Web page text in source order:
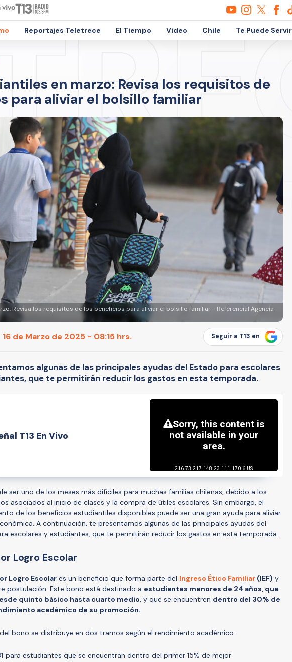
Reportajes Teletrece El Tiempo Video Chile Te Puede Servir
en marzo: Revisa los requisitos de
para aliviar el bolsillo familiar
Revisa los requisitos de los beneficios para aliviar el bolsillo familiar - Referencial Agencia
16 de Marzo de 2025 - 08:15 hrs. Seguir a T13 en
algunas de las principales ayudas del Estado para escolares
que te permitirán reducir los gastos en esta temporada.
T13 En Vivo
ser uno de los meses más difíciles para muchas familias chilenas, debido a los
asociados al inicio de clases y la compra de útiles escolares. Sin embargo, el
de los beneficios estudiantiles disponibles puede ser una gran ayuda para aliviar
A continuación, te presentamos algunas de las principales ayudas del
escolares y estudiantes, que te permitirán reducir los gastos en esta temporada.
Logro Escolar
Logro Escolar es un beneficio que forma parte del Ingreso Ético Familiar (IEF) y
postulación. Este bono está destinado a estudiantes menores de 24 años, que
quinto básico hasta cuarto medio, y que se encuentren dentro del 30% de
académico de su promoción.
bono se distribuye en dos tramos según el rendimiento académico:
para estudiantes que se encuentran dentro del primer 15% de mejor